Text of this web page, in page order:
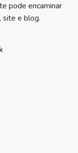
pode encaminar
site e blog.